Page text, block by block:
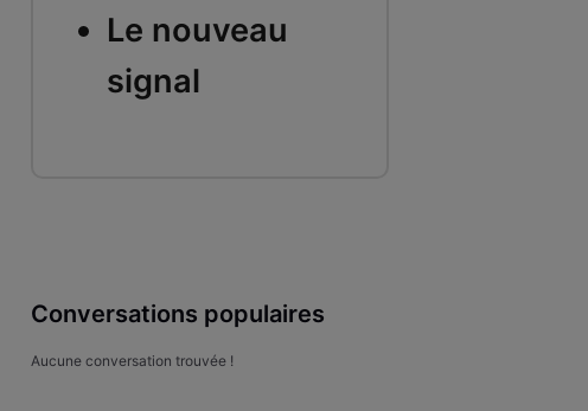
Le nouveau
signal
Conversations populaires
Aucune conversation trouvée !